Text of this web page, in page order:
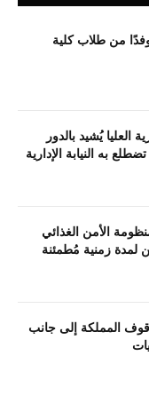
من طلاب كلية
يُشيد بالدور
به النيابة الإدارية
الأمن الغذائي
زمنية مُطمئنة
المملكة إلى جانب